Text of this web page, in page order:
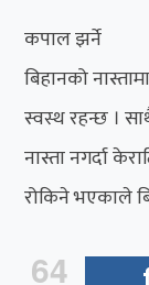
कपाल झर्ने
बिहानको
स्वस्थ रहन्छ ।
नास्ता नगर्दा
रोकिने भएकाले
64